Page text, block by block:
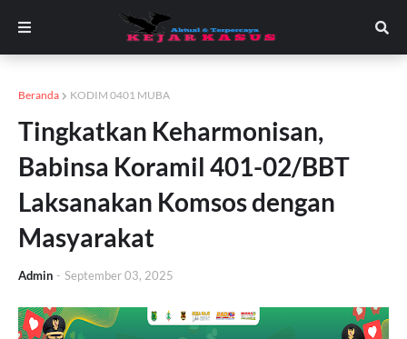
Beranda KODIM 0401 MUBA
Tingkatkan Keharmonisan,
Babinsa Koramil 401-02/BBT
Laksanakan Komsos dengan
Masyarakat
Admin - September 03, 2025